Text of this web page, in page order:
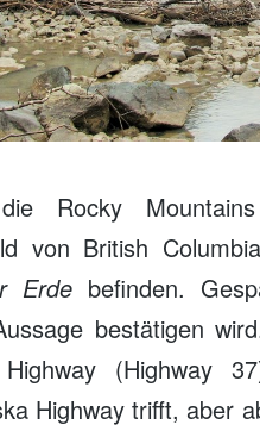
Rocky
von British
Erde befinden.
bestätigen
Highway
Highway trifft, aber